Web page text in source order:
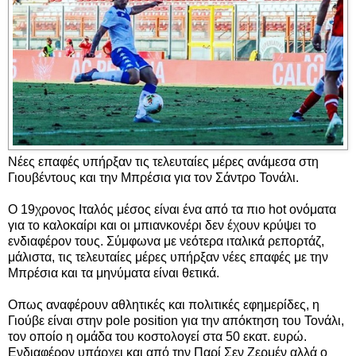
Νέες επαφές υπήρξαν τις τελευταίες μέρες ανάμεσα στη
Γιουβέντους και την Μπρέσια για τον Σάντρο Τονάλι.
Ο 19χρονος Ιταλός μέσος είναι ένα από τα πιο hot ονόματα
για το καλοκαίρι και οι μπιανκονέρι δεν έχουν κρύψει το
ενδιαφέρον τους. Σύμφωνα με νεότερα ιταλικά ρεπορτάζ,
μάλιστα, τις τελευταίες μέρες υπήρξαν νέες επαφές με την
Μπρέσια και τα μηνύματα είναι θετικά.
Οπως αναφέρουν αθλητικές και πολιτικές εφημερίδες, η
Γιούβε είναι στην pole position για την απόκτηση του Τονάλι,
τον οποίο η ομάδα του κοστολογεί στα 50 εκατ. ευρώ.
Ενδιαφέρον υπάρχει και από την Παρί Σεν Ζερμέν αλλά ο